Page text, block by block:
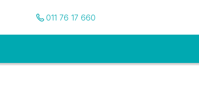
Pozovite nas
011 76 17 660